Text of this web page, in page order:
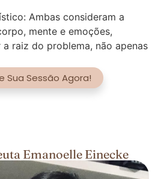
Ambas consideram a
mente e emoções,
raiz do problema, não apenas
Sua Sessão Agora!
Emanoelle Einecke